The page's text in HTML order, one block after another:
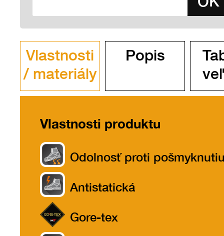
Vlastnosti
/ materiály
Popis
Vlastnosti produktu
Odolnosť proti
Antistatická
Gore-tex